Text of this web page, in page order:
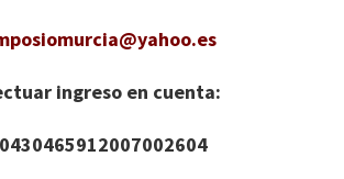
ingreso en cuenta: